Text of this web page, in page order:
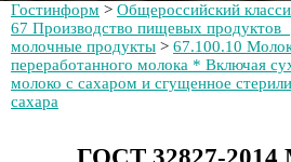
Гостинформ > Общероссийский
67 Производство пищевых продуктов
молочные продукты > 67.100.10
переработанного молока * Включая
молоко с сахаром и сгущенное
сахара